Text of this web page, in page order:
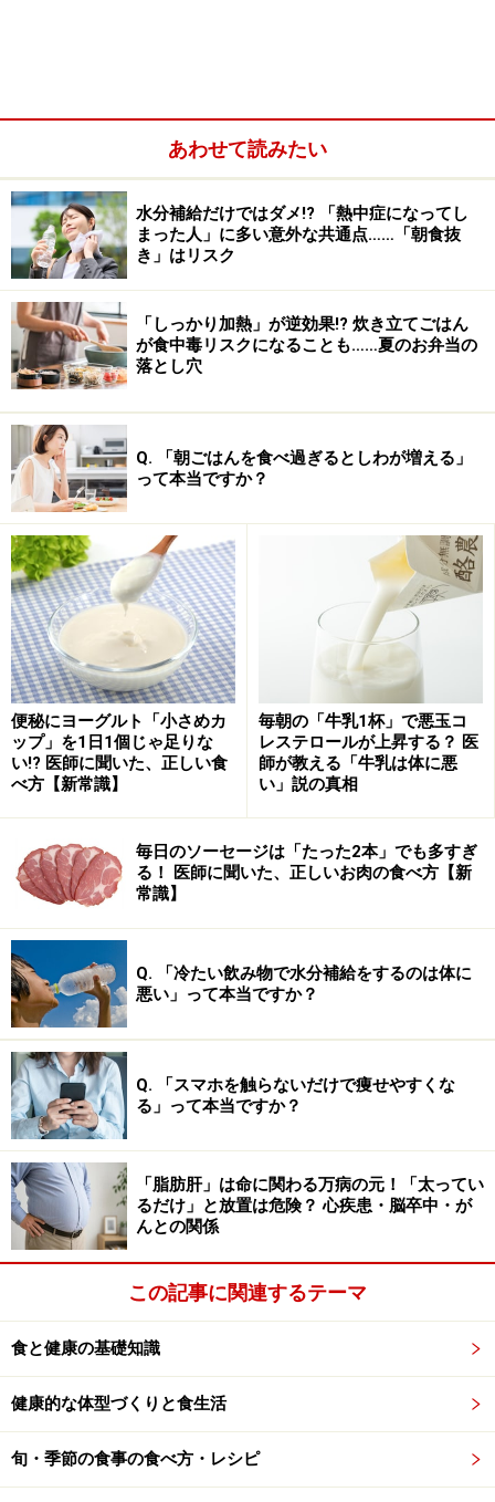
米に生やしたものが米麹、麦に生やせば麦麹、豆に生や
せば豆麹となり、それぞれ米みそ、麦みそ、豆みそづく
りに使われます。また米麹は、甘酒、清酒、焼酎、泡
われ、日本の食文化には欠かせない存在です。日本で発
酵食品に利用されるコウジカビは、「国菌」とも呼ば
れ、その有益性が認められています。
ちなみに、「酵母」と「酵素」はよく似たようで勘違い
しやすいのですが、「酵母」はアルコール発酵する「生
物」ですが、「酵素」はアミノ酸でできた生命を持たな
い物質です。酒づくりの場合、コウジカビが繁殖する過
程で酵素が分泌され、酵素がデンプンをブドウ糖に分解
し、糖をアルコールに変えるのが酵母の役割です。
麹は、酵素の宝庫と言われ、研究も重ねられ、世界から
も注目されています。この酵素の働きは、主に穀類や豆
類に含まれているデンプン、タンパク質、脂肪を分解す
ること。
食品の種類によって、異なった麹菌が使われます。日本
酒にはデンプンを糖に分解する酵素が強い黄麹菌(ニホン
コウジカビ)を、泡盛には黄麹菌よりもクエン酸をより多
く生成する黒麹菌(アワモリコウジカビ)を使います。焼
酎には黒麹菌や白麹菌が使用されます。
醤油、みそにはタンパク質を分解して旨味成分になるア
ミノ酸をつくる酵素が強い麹菌(ショウユコウジカビ)な
どが使われます。他にも脂肪を分解する酵素が強く鰹節
製造につかわれるコウジカビもあります。
人間が食べ物を消化酵素で分解するように、コウジカビ
も数種類のアミラーゼなどの酵素を分泌してデンプンを
ブドウ糖や麦芽糖などに分解します。またプロテアーゼ
というタンパク質を分解する酵素なども分泌し、タンパ
ク質をアミノ酸に分解します。
あわせて読みたい
水分補給だけではダメ!? 「熱中症になってし
まった人」に多い意外な共通点……「朝食抜
き」はリスク
「しっかり加熱」が逆効果!? 炊き立てごはん
が食中毒リスクになることも……夏のお弁当の
落とし穴
Q. 「朝ごはんを食べ過ぎるとしわが増える」
って本当ですか？
便秘にヨーグルト「小さめカ
ップ」を1日1個じゃ足りな
い!? 医師に聞いた、正しい食
べ方【新常識】
毎朝の「牛乳1杯」で悪玉コ
レステロールが上昇する？ 医
師が教える「牛乳は体に悪
い」説の真相
毎日のソーセージは「たった2本」でも多すぎ
る！ 医師に聞いた、正しいお肉の食べ方【新
常識】
Q. 「冷たい飲み物で水分補給をするのは体に
悪い」って本当ですか？
Q. 「スマホを触らないだけで痩せやすくな
る」って本当ですか？
「脂肪肝」は命に関わる万病の元！「太ってい
るだけ」と放置は危険？ 心疾患・脳卒中・が
んとの関係
この記事に関連するテーマ
食と健康の基礎知識
健康的な体型づくりと食生活
旬・季節の食事の食べ方・レシピ